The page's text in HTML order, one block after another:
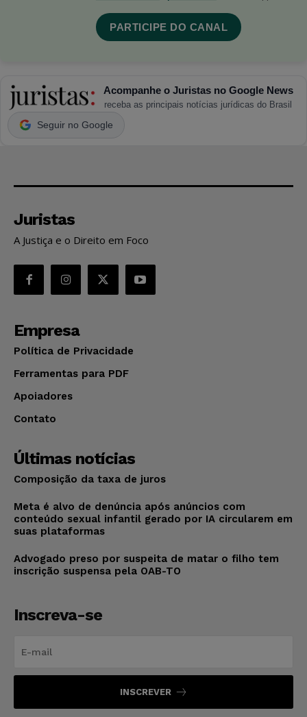
PARTICIPE DO CANAL
Acompanhe o Juristas no Google News
receba as principais notícias jurídicas do Brasil
Seguir no Google
Juristas
A Justiça e o Direito em Foco
Empresa
Política de Privacidade
Ferramentas para PDF
Apoiadores
Contato
Últimas notícias
Composição da taxa de juros
Meta é alvo de denúncia após anúncios com
conteúdo sexual infantil gerado por IA circularem em
suas plataformas
Advogado preso por suspeita de matar o filho tem
inscrição suspensa pela OAB-TO
Inscreva-se
INSCREVER